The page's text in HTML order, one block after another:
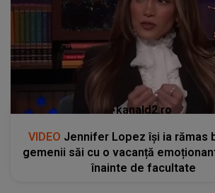
kanald2.ro
VIDEO Jennifer Lopez își ia rămas
gemenii săi cu o vacanță
înainte de facultate